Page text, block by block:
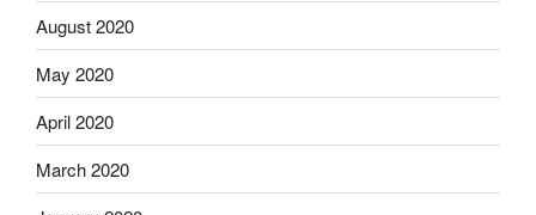
August 2020
May 2020
April 2020
March 2020